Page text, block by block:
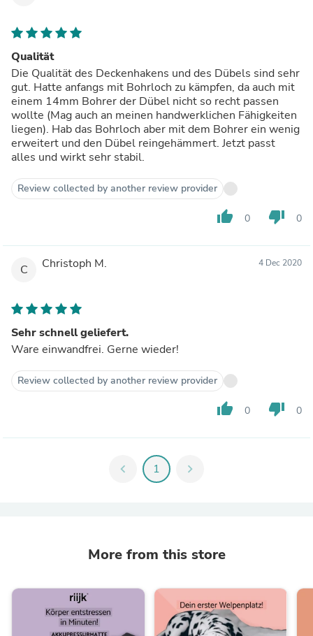
Qualität
Die Qualität des Deckenhakens und des Dübels sind sehr
gut. Hatte anfangs mit Bohrloch zu kämpfen, da auch mit
einem 14mm Bohrer der Dübel nicht so recht passen
wollte (Mag auch an meinen handwerklichen Fähigkeiten
liegen). Hab das Bohrloch aber mit dem Bohrer ein wenig
erweitert und den Dübel reingehämmert. Jetzt passt
alles und wirkt sehr stabil.
Review collected by another review provider
thumb_up 0 thumb_down 0
C Christoph M. 4 Dec 2020
Sehr schnell geliefert.
Ware einwandfrei. Gerne wieder!
Review collected by another review provider
thumb_up 0 thumb_down 0
chevron_left 1 chevron_right
More from this store